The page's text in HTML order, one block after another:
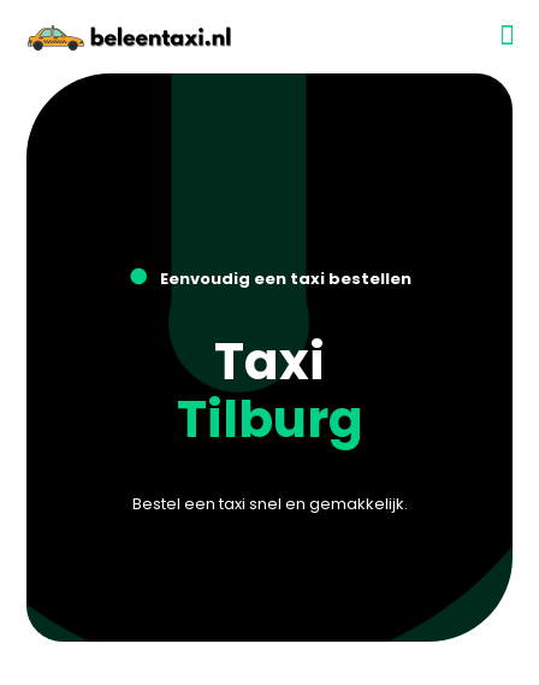
● Eenvoudig een taxi bestellen
Taxi
Tilburg
Bestel een taxi snel en gemakkelijk.